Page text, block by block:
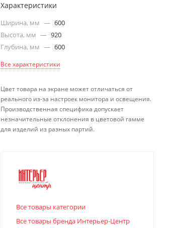
Характеристики
Ширина, мм — 600
Высота, мм — 920
Глубина, мм — 600
Все характеристики
Цвет товара на экране может отличаться от
реального из-за настроек монитора и освещения.
Производственная специфика допускает
незначительные отклонения в цветовой гамме
для изделий из разных партий.
Все товары категории
Все товары бренда Интерьер-Центр